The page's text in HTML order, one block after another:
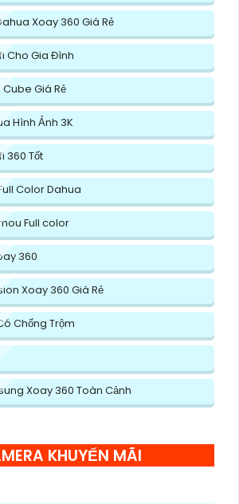
Xoay 360 Giá Rẻ
Cho Gia Đình
Giá Rẻ
Hình Ảnh 3K
360 Tốt
Color Dahua
Full color
360
Xoay 360 Giá Rẻ
Chống Trộm
Xoay 360 Toàn Cảnh
KHUYẾN MÃI